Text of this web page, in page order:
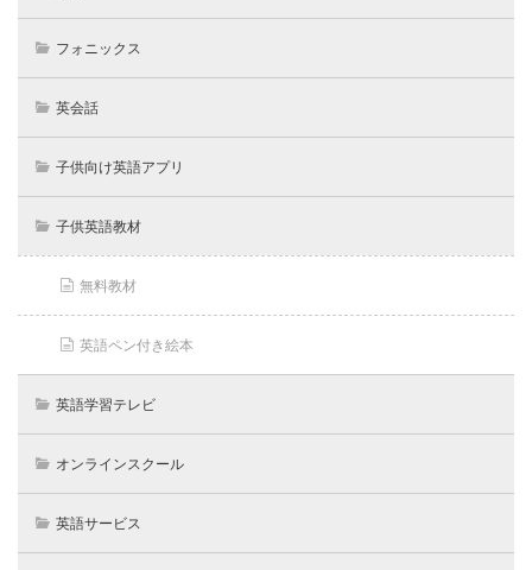
フォニックス
英会話
子供向け英語アプリ
子供英語教材
無料教材
英語ペン付き絵本
英語学習テレビ
オンラインスクール
英語サービス